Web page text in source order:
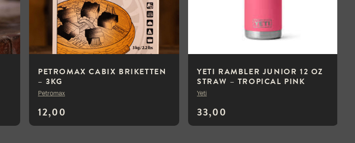
PETROMAX CABIX BRIKETTEN
– 3KG
12,00
Petromax
YETI RAMBLER JUNIOR 12 OZ
STRAW – TROPICAL PINK
33,00
Yeti